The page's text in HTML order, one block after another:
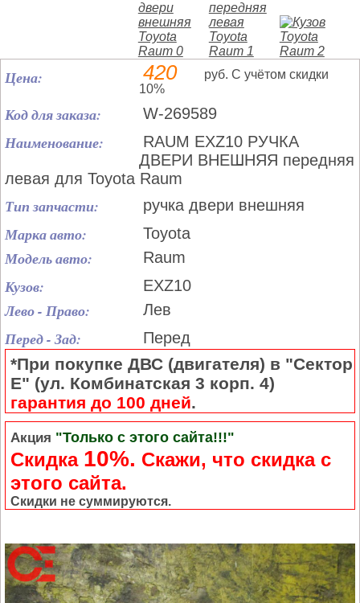
Цена: 420
руб. С учётом скидки
10%
Код для заказа: W-269589
Наименование:
RAUM EXZ10 РУЧКА
ДВЕРИ ВНЕШНЯЯ передняя
левая для Toyota Raum
Тип запчасти: ручка двери внешняя
Марка авто: Toyota
Модель авто: Raum
Кузов: EXZ10
Лево - Право: Лев
Перед - Зад: Перед
*При покупке ДВС (двигателя) в "Сектор
Е" (ул. Комбинатская 3 корп. 4)
гарантия до 100 дней.
Акция "Только с этого сайта!!!"
Скидка 10%. Cкажи, что скидка с
этого сайта.
Скидки не суммируются.